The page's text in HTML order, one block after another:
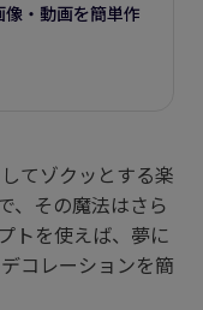
・動画を簡単作
てゾクッとする楽
、その魔法はさら
トを使えば、夢に
コレーションを簡